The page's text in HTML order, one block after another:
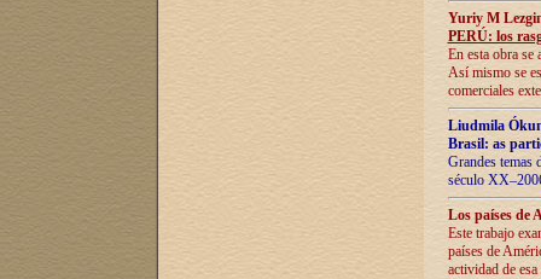
Yuriy M
PERÚ: los
En esta obra se
Así mismo se
comerciales
Liudmila
Brasil: as
Grandes temas
século
Los países de
Este trabajo
países de
actividad de